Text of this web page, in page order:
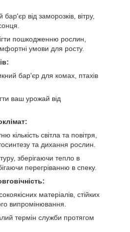
від заморозків, вітру,
пошкодженню рослин,
умови для росту.
бар'єр для комах, птахів
ваш урожай від
кількість світла та повітря,
та дихання рослин.
зберігаючи тепло в
перегріванню в спеку.
матеріалів, стійких
випромінювання.
термін служби протягом